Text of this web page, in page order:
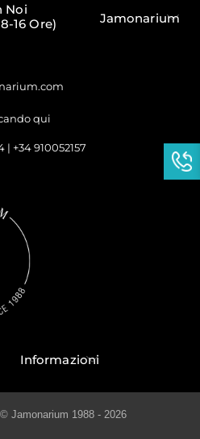
Noi
16 Ore)
qui
| +34 910052157
Jamonarium
Informazioni
Jamonarium 1988 - 2026